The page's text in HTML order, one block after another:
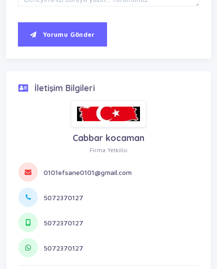
Yorumu Gönder
İletişim Bilgileri
Cabbar kocaman
Firma Yetkilisi
0101efsane0101@gmail.com
5072370127
5072370127
5072370127